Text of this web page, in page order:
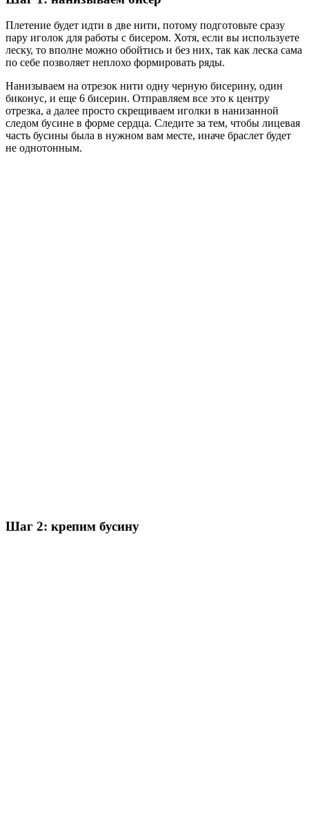
Плетение будет идти в две нити, потому подготовьте сразу
пару иголок для работы с бисером. Хотя, если вы используете
леску, то вполне можно обойтись и без них, так как леска сама
по себе позволяет неплохо формировать ряды.
Нанизываем на отрезок нити одну черную бисерину, один
биконус, и еще 6 бисерин. Отправляем все это к центру
отрезка, а далее просто скрещиваем иголки в нанизанной
следом бусине в форме сердца. Следите за тем, чтобы лицевая
часть бусины была в нужном вам месте, иначе браслет будет
не однотонным.
Шаг 2: крепим бусину